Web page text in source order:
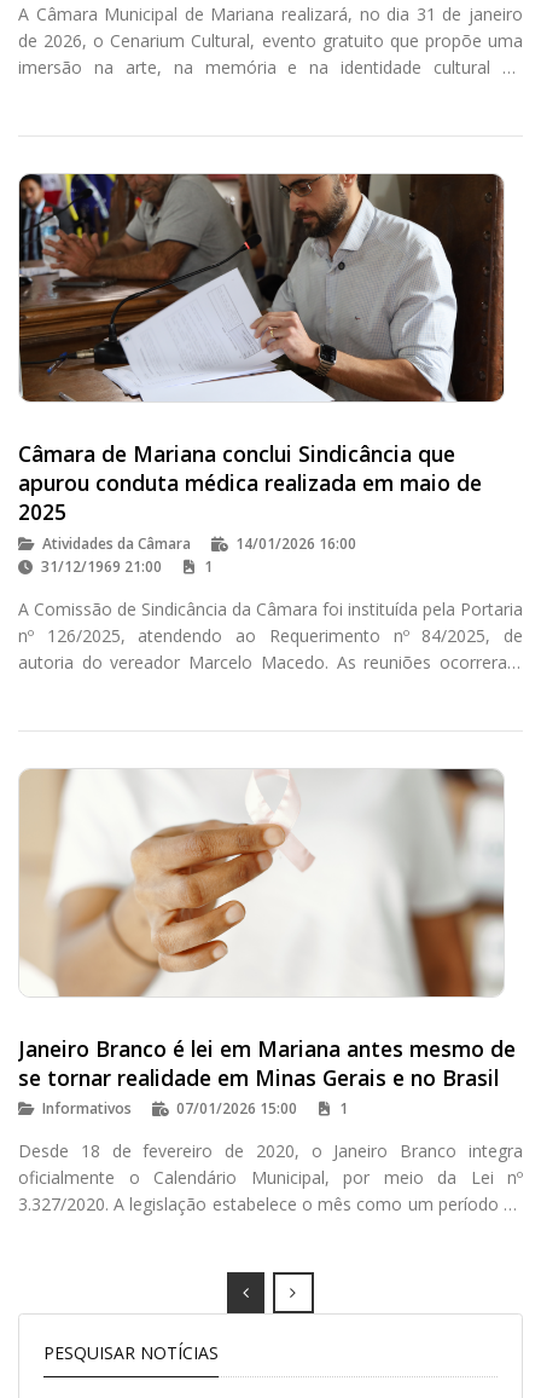
A Câmara Municipal de Mariana realizará, no dia 31 de janeiro
de 2026, o Cenarium Cultural, evento gratuito que propõe uma
imersão na arte, na memória e na identidade cultural do
Câmara de Mariana conclui Sindicância que
apurou conduta médica realizada em maio de
2025
Atividades da Câmara
14/01/2026 16:00
31/12/1969 21:00
1
A Comissão de Sindicância da Câmara foi instituída pela Portaria
nº 126/2025, atendendo ao Requerimento nº 84/2025, de
autoria do vereador Marcelo Macedo. As reuniões ocorreram
Janeiro Branco é lei em Mariana antes mesmo de
se tornar realidade em Minas Gerais e no Brasil
Informativos 07/01/2026 15:00 1
Desde 18 de fevereiro de 2020, o Janeiro Branco integra
oficialmente o Calendário Municipal, por meio da Lei nº
3.327/2020. A legislação estabelece o mês como um período de
prevenção da depressão e dos transtornos de ansiedade.
Prev Next
PESQUISAR NOTÍCIAS